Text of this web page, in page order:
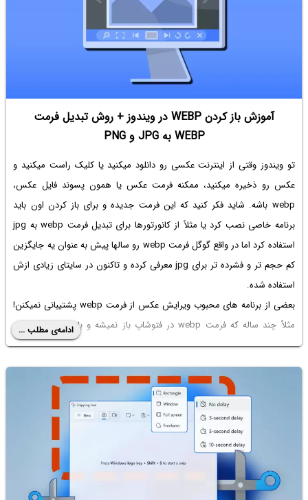
آموزش باز کردن WEBP در ویندوز + روش تبدیل فرمت
WEBP‌ به JPG و PNG
تو ویندوز وقتی از اینترنت عکسی رو دانلود میکنید یا کلیک راست میکنید و
عکس رو ذخیره میکنید، ممکنه فرمت عکس یا همون پسوند فایل عکس،
webp‌ باشه. شاید فکر کنید که این فرمت جدیده و برای باز کردن اون باید
برنامه خاصی نصب کرد یا مثلاً از کانورتورها برای تبدیل فرمت webp به jpg
استفاده کرد اما در واقع گوگل فرمت webp رو سالها پیش به عنوان یه جایگزین
کم حجم تر و فشرده تر برای jpg معرفی کرده و تاکنون در سایتای زیادی ازش
استفاده شده.
بعضی از برنامه های محبوب ویرایش عکس از فرمت webp پشتیبانی نمیکنن!
مثلاً چند ساله کهفرمت webp در فتوشاپ
باز نمیشه و باید منتظر آپدیتای
بعدی فتوشاپ باشیم تا مشکل حل بشه. اما خیلی از برنامه ها از فرمت وپی
پشتیبانی میکنن. خب سوال اینه که تو ویندوز چطور فرمت webp رو باز کنیم؟
یا چطور فرمت وپی رو به فرمت های دیگه تبدیل کنیم؟ با ما باشید تا چند راه
ساده رو معرفی کنیم.
ادامه‌ی مطلب ...